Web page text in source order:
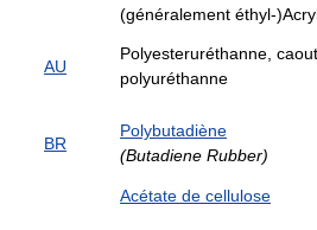
(généralement éthyl-
AU
Polyesteruréthanne,
polyuréthanne
BR
Polybutadiène
(Butadiene Rubber)
Acétate de cellulose